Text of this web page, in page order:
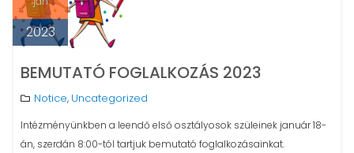
2023
BEMUTATÓ FOGLALKOZÁS 2023
Notice, Uncategorized
Intézményünkben a leendő első osztályosok szüleinek január 18-
án, szerdán 8:00-tól tartjuk bemutató foglalkozásainkat.